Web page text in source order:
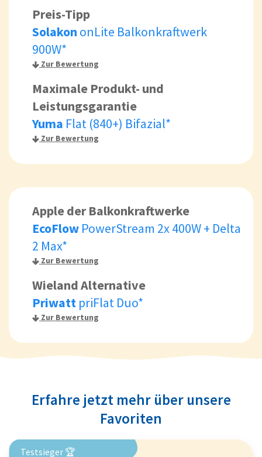
Preis-Tipp
Solakon onLite Balkonkraftwerk
900W*
Zur Bewertung
Maximale Produkt- und
Leistungsgarantie
Yuma Flat (840+) Bifazial*
Zur Bewertung
Apple der Balkonkraftwerke
EcoFlow PowerStream 2x 400W + Delta
2 Max*
Zur Bewertung
Wieland Alternative
Priwatt priFlat Duo*
Zur Bewertung
Erfahre jetzt mehr über unsere
Favoriten
Testsieger 🏆